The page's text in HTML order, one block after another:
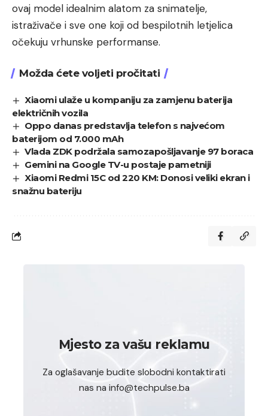
ovaj model idealnim alatom za snimatelje,
istraživače i sve one koji od bespilotnih letjelica
očekuju vrhunske performanse.
Možda ćete voljeti pročitati
Xiaomi ulaže u kompaniju za zamjenu baterija
električnih vozila
Oppo danas predstavlja telefon s najvećom
baterijom od 7.000 mAh
Vlada ZDK podržala samozapošljavanje 97 boraca
Gemini na Google TV-u postaje pametniji
Xiaomi Redmi 15C od 220 KM: Donosi veliki ekran i
snažnu bateriju
Mjesto za vašu reklamu
Za oglašavanje budite slobodni kontaktirati
nas na info@techpulse.ba